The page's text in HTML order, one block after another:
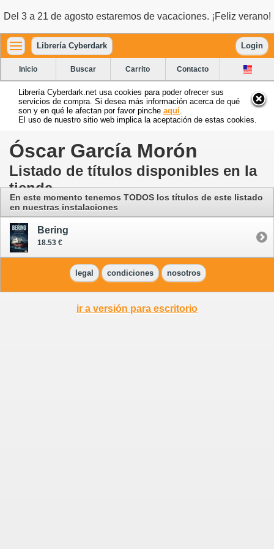
Del 3 a 21 de agosto estaremos de vacaciones. ¡Feliz verano!
Librería Cyberdark Login
Inicio Buscar Carrito Contacto
Librería Cyberdark.net usa cookies para poder ofrecer sus
servicios de compra. Si desea más información acerca de qué
son y en qué le afectan por favor pinche aquí
El uso de nuestro sitio web implica la aceptación de estas cookies.
Óscar García Morón
Listado de títulos disponibles en la
tienda
En este momento tenemos TODOS los títulos de este listado
en nuestras instalaciones
Bering
18.53 €
legal condiciones nosotros
ir a versión para escritorio